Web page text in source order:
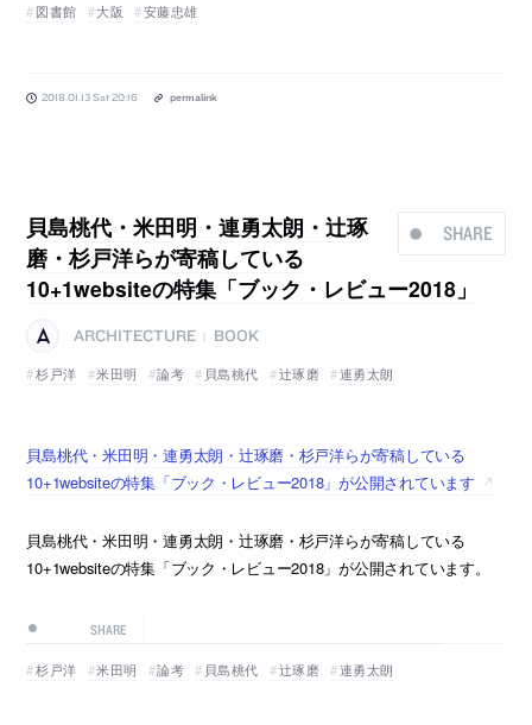
図書館 大阪 安藤忠雄
2018.01.13 Sat 20:16 permalink
SHARE
貝島桃代・米田明・連勇太朗・辻琢
磨・杉戸洋らが寄稿している
10+1websiteの特集「ブック・レビュー2018」
ARCHITECTURE
BOOK
杉戸洋
米田明 論考 貝島桃代 辻琢磨 連勇太朗
貝島桃代・米田明・連勇太朗・辻琢磨・杉戸洋らが寄稿している
10+1websiteの特集「ブック・レビュー2018」が公開されています
貝島桃代・米田明・連勇太朗・辻琢磨・杉戸洋らが寄稿している
10+1websiteの特集「ブック・レビュー2018」が公開されています。
SHARE
杉戸洋 米田明 論考 貝島桃代 辻琢磨 連勇太朗